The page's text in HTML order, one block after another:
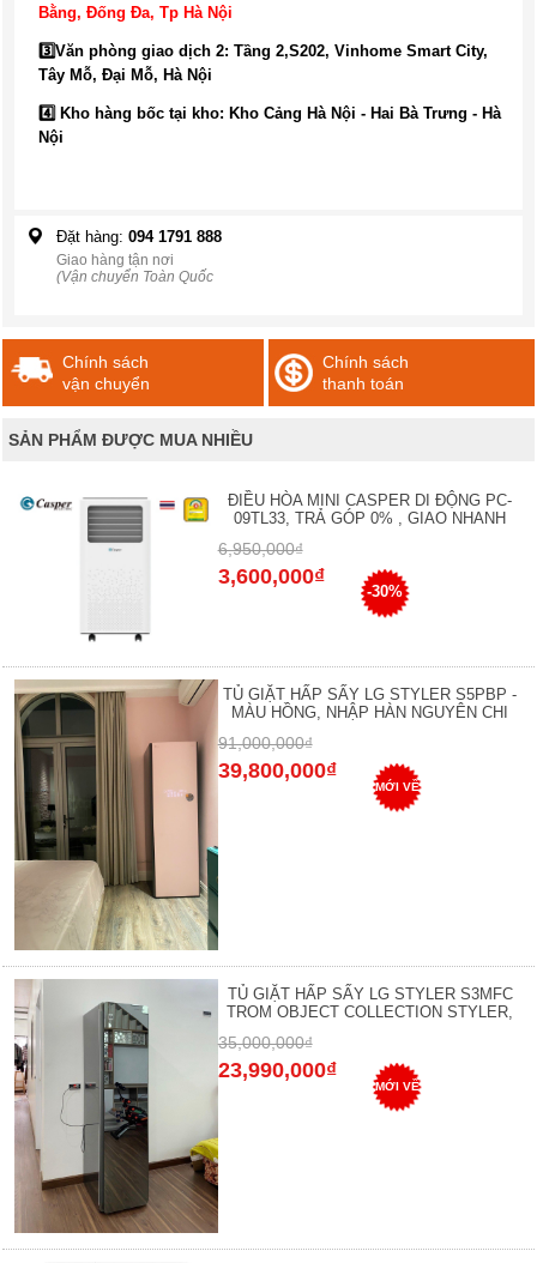
Bằng, Đống Đa, Tp Hà Nội
3️⃣Văn phòng giao dịch 2: Tầng 2,S202, Vinhome Smart City,
Tây Mỗ, Đại Mỗ, Hà Nội
4️⃣ Kho hàng bốc tại kho: Kho Cảng Hà Nội - Hai Bà Trưng - Hà
Nội
Đặt hàng: 094 1791 888
Giao hàng tận nơi
(Vận chuyển Toàn Quốc
Chính sách
vận chuyển
Chính sách
thanh toán
SẢN PHẨM ĐƯỢC MUA NHIỀU
ĐIỀU HÒA MINI CASPER DI ĐỘNG PC-
09TL33, TRẢ GÓP 0% , GIAO NHANH
6,950,000₫
3,600,000₫
-30%
TỦ GIẶT HẤP SẤY LG STYLER S5PBP -
MÀU HỒNG, NHẬP HÀN NGUYÊN CHI
91,000,000₫
39,800,000₫
MỚI VỀ
TỦ GIẶT HẤP SẤY LG STYLER S3MFC
TROM OBJECT COLLECTION STYLER,
35,000,000₫
23,990,000₫
MỚI VỀ